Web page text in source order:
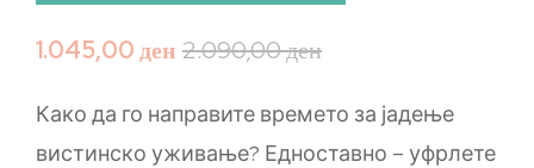
2.090,00ден
1.045,00ден
Како да го направите времето за јадење
вистинско уживање? Едноставно – уфрлете